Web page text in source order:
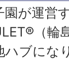
園が運営
（輪
ハブに